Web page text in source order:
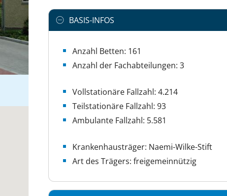
BASIS-INFOS
Anzahl Betten: 161
Anzahl der Fachabteilungen: 3
Vollstationäre Fallzahl: 4.214
Teilstationäre Fallzahl: 93
Ambulante Fallzahl: 5.581
Krankenhausträger: Naemi-Wilke-Stift
Art des Trägers: freigemeinnützig